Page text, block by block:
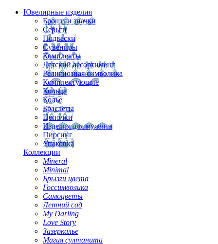
Ювелирные изделия
Броши и значки
Серьги
Подвески
Сувениры
Комплекты
Детский ассортимент
Религиозная символика
Комплектующие
Кольца
Колье
Браслеты
Цепочки
Изделия для мужчин
Пирсинг
Упаковка
Коллекции
Mineral
Minimal
Брызги цвета
Госсимволика
Самоцветы
Летний сад
My Darling
Love Story
Зазеркалье
Магия султанита